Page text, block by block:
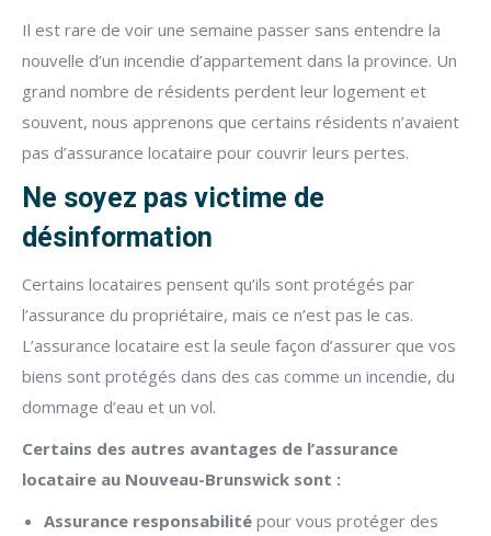
Il est rare de voir une semaine passer sans entendre la
nouvelle d’un incendie d’appartement dans la province. Un
grand nombre de résidents perdent leur logement et
souvent, nous apprenons que certains résidents n’avaient
pas d’assurance locataire pour couvrir leurs pertes.
Ne soyez pas victime de
désinformation
Certains locataires pensent qu’ils sont protégés par
l’assurance du propriétaire, mais ce n’est pas le cas.
L’assurance locataire est la seule façon d’assurer que vos
biens sont protégés dans des cas comme un incendie, du
dommage d’eau et un vol.
Certains des autres avantages de l’assurance
locataire au Nouveau-Brunswick sont :
Assurance responsabilité pour vous protéger des